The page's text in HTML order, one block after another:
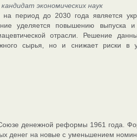
экономических наук
на период до 2030 года является
уделяется повышению выпуска
отрасли. Решение
сырья, но и снижает риски в
денежной реформы 1961 года.
денег на новые с уменьшением